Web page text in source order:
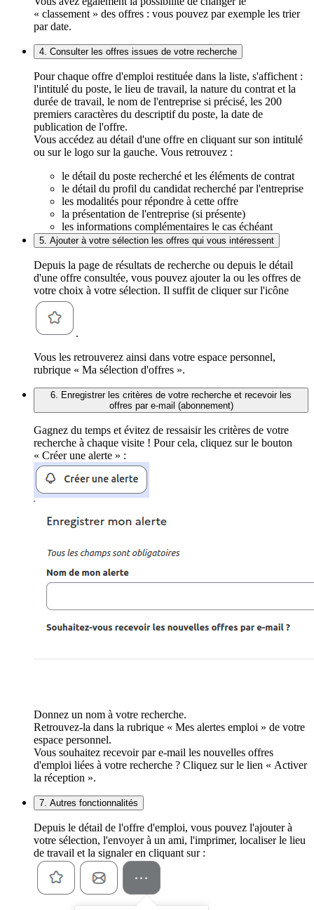
« classement » des offres : vous pouvez par exemple les trier
par date.
4. Consulter les offres issues de votre recherche
Pour chaque offre d'emploi restituée dans la liste, s'affichent :
l'intitulé du poste, le lieu de travail, la nature du contrat et la
durée de travail, le nom de l'entreprise si précisé, les 200
premiers caractères du descriptif du poste, la date de
publication de l'offre.
Vous accédez au détail d'une offre en cliquant sur son intitulé
ou sur le logo sur la gauche. Vous retrouvez :
le détail du poste recherché et les éléments de contrat
le détail du profil du candidat recherché par l'entreprise
les modalités pour répondre à cette offre
la présentation de l'entreprise (si présente)
les informations complémentaires le cas échéant
5. Ajouter à votre sélection les offres qui vous intéressent
Depuis la page de résultats de recherche ou depuis le détail
d'une offre consultée, vous pouvez ajouter la ou les offres de
votre choix à votre sélection. Il suffit de cliquer sur l'icône
.
Vous les retrouverez ainsi dans votre espace personnel,
rubrique « Ma sélection d'offres ».
6. Enregistrer les critères de votre recherche et recevoir les
offres par e-mail (abonnement)
Gagnez du temps et évitez de ressaisir les critères de votre
recherche à chaque visite ! Pour cela, cliquez sur le bouton
« Créer une alerte » :
Donnez un nom à votre recherche.
Retrouvez-la dans la rubrique « Mes alertes emploi » de votre
espace personnel.
Vous souhaitez recevoir par e-mail les nouvelles offres
d'emploi liées à votre recherche ? Cliquez sur le lien « Activer
la réception ».
7. Autres fonctionnalités
Depuis le détail de l'offre d'emploi, vous pouvez l'ajouter à
votre sélection, l'envoyer à un ami, l'imprimer, localiser le lieu
de travail et la signaler en cliquant sur :